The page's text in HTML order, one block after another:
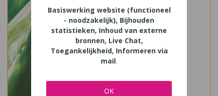
Basiswerking website (functioneel
- noodzakelijk), Bijhouden
statistieken, Inhoud van externe
bronnen, Live Chat,
Toegankelijkheid, Informeren via
mail.
OK